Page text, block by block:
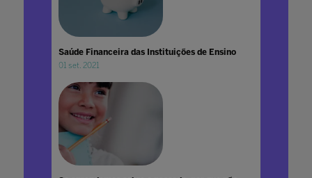
Saúde Financeira das Instituições de Ensino
01 set. 2021